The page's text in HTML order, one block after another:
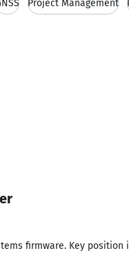
Project Management
firmware. Key